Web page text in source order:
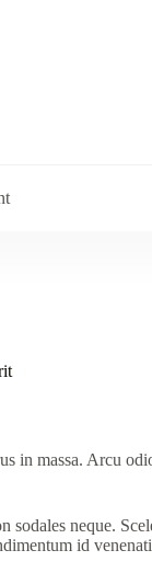
in massa. Arcu
sodales neque.
id